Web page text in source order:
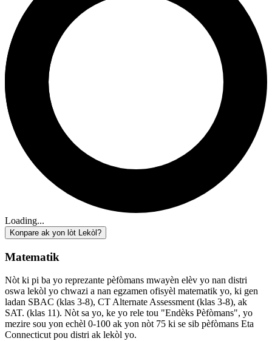
Loading...
Konpare ak yon lòt Lekòl?
Matematik
Nòt ki pi ba yo reprezante pèfòmans mwayèn elèv yo nan distri
oswa lekòl yo chwazi a nan egzamen ofisyèl matematik yo, ki gen
ladan SBAC (klas 3-8), CT Alternate Assessment (klas 3-8), ak
SAT. (klas 11). Nòt sa yo, ke yo rele tou "Endèks Pèfòmans", yo
mezire sou yon echèl 0-100 ak yon nòt 75 ki se sib pèfòmans Eta
Connecticut pou distri ak lekòl yo.